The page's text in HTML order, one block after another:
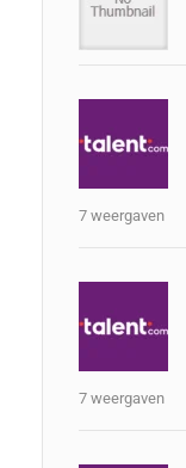
7 weergaven
7 weergaven